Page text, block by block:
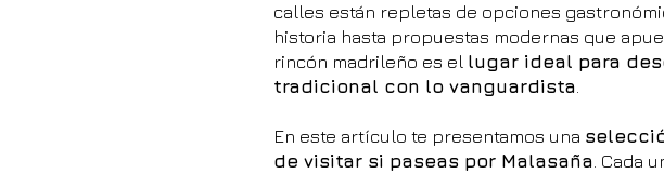
calles están repletas de opciones
historia hasta propuestas modernas que
rincón madrileño es el lugar ideal para
tradicional con lo vanguardista.
En este artículo te presentamos una
de visitar si paseas por Malasaña. Cada